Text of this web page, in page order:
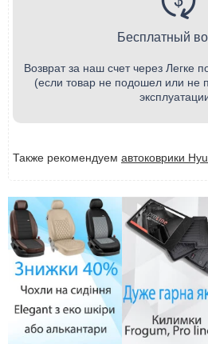
Бесплатный
Возврат за наш счет через Легке
(если товар не подошел или не
Также рекомендуем автоковрики